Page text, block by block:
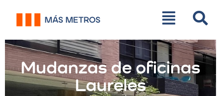
Mudanzas de oficinas
Laureles